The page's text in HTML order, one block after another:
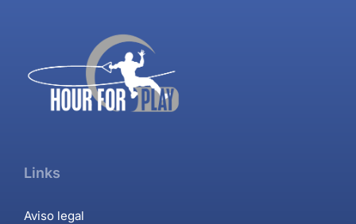
Links
Aviso legal